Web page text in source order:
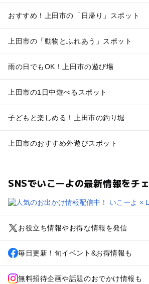
おすすめ！上田市の「日帰り」スポット
上田市の「動物とふれあう」スポット
雨の日でもOK！上田市の遊び場
上田市の1日中遊べるスポット
子どもと楽しめる！上田市の釣り堀
上田市のおすすめ外遊びスポット
SNSでいこーよの最新情報をチ
お役立ち情報やお得な情報を発信
毎日更新！旬イベント&お得情報も
無料招待企画や話題のおでかけ情報も